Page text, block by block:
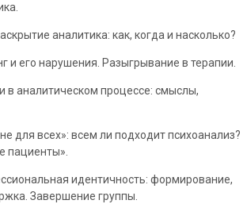
аналитика: как, когда и насколько?
и его нарушения. Разыгрывание в терапии.
в аналитическом процессе: смыслы,
для всех»: всем ли подходит психоанализ?
пациенты».
идентичность: формирование,
Завершение группы.